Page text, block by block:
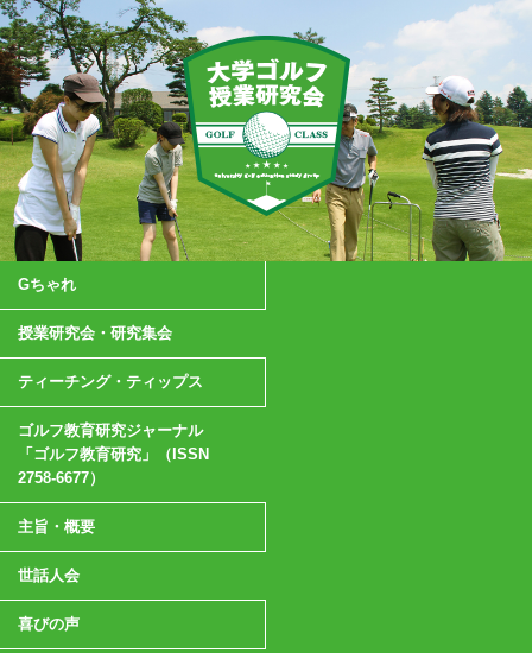
Gちゃれ
授業研究会・研究集会
ティーチング・ティップス
ゴルフ教育研究ジャーナル
「ゴルフ教育研究」（ISSN
2758-6677）
主旨・概要
世話人会
喜びの声